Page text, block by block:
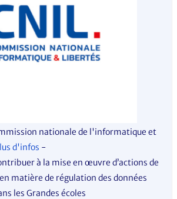
nationale de l'informatique et
d'infos -
à la mise en œuvre d’actions de
matière de régulation des données
les Grandes écoles